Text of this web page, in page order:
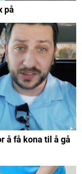
på
å få kona til å gå